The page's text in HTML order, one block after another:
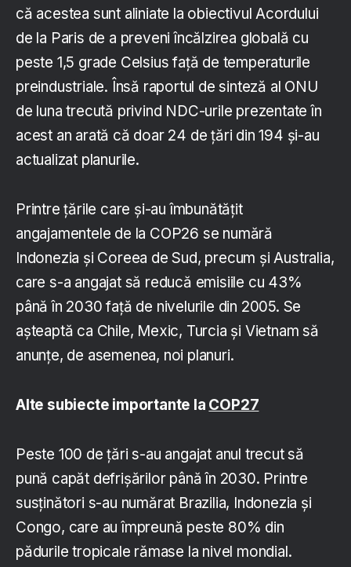
că acestea sunt aliniate la obiectivul Acordului
de la Paris de a preveni încălzirea globală cu
peste 1,5 grade Celsius față de temperaturile
preindustriale. Însă raportul de sinteză al ONU
de luna trecută privind NDC-urile prezentate în
acest an arată că doar 24 de țări din 194 și-au
actualizat planurile.
Printre țările care și-au îmbunătățit
angajamentele de la COP26 se numără
Indonezia și Coreea de Sud, precum și Australia,
care s-a angajat să reducă emisiile cu 43%
până în 2030 față de nivelurile din 2005. Se
așteaptă ca Chile, Mexic, Turcia și Vietnam să
anunțe, de asemenea, noi planuri.
Alte subiecte importante la COP27
Peste 100 de țări s-au angajat anul trecut să
pună capăt defrișărilor până în 2030. Printre
susținători s-au numărat Brazilia, Indonezia și
Congo, care au împreună peste 80% din
pădurile tropicale rămase la nivel mondial.